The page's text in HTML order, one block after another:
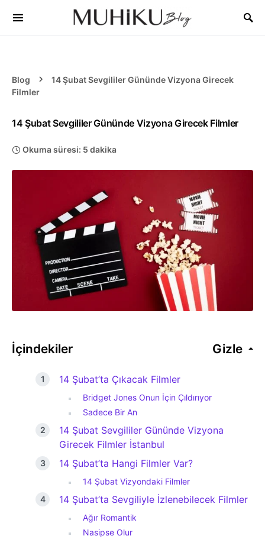
Blog
14 Şubat Sevgililer Gününde Vizyona Girecek
Filmler
14 Şubat Sevgililer Gününde Vizyona Girecek Filmler
Okuma süresi: 5 dakika
İçindekiler Gizle
14 Şubat’ta Çıkacak Filmler
Bridget Jones Onun İçin Çıldırıyor
Sadece Bir An
14 Şubat Sevgililer Gününde Vizyona
Girecek Filmler İstanbul
14 Şubat’ta Hangi Filmler Var?
14 Şubat Vizyondaki Filmler
14 Şubat’ta Sevgiliyle İzlenebilecek Filmler
Ağır Romantik
Nasipse Olur